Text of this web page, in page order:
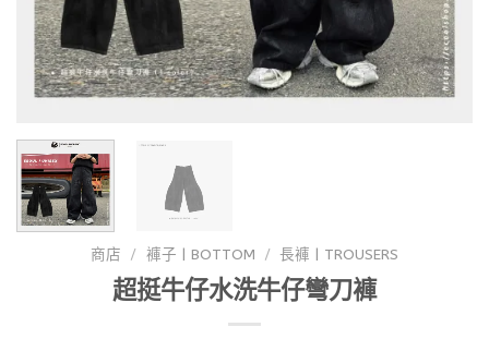
商店 / 褲子 | BOTTOM / 長褲 | TROUSERS
超挺牛仔水洗牛仔彎刀褲